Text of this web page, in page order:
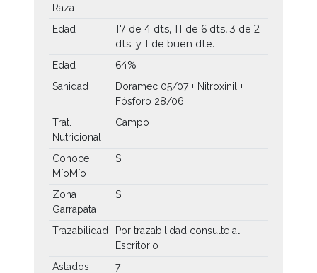
Raza
Edad
17 de 4 dts, 11 de 6 dts, 3 de 2
dts. y 1 de buen dte.
Edad 64%
Sanidad
Doramec 05/07 + Nitroxinil +
Fósforo 28/06
Trat.
Nutricional
Campo
Conoce
MíoMío
SI
Zona
Garrapata
SI
Trazabilidad
Por trazabilidad consulte al
Escritorio
Astados
7